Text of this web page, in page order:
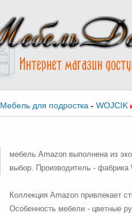
Мебель для подростка - WOJCIK
мебель Amazon выполнена из
выбор. Производитель -
Коллекция Amazon привлекает
Особенность мебели - цветные